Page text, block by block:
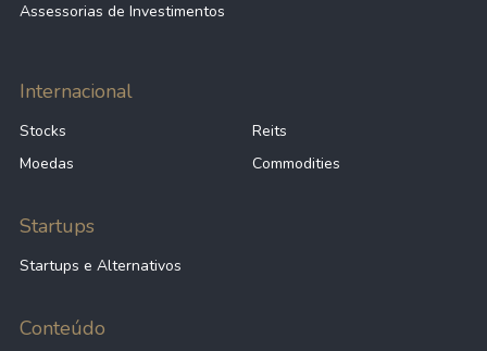
Assessorias de Investimentos
Internacional
Stocks
Reits
Moedas
Commodities
Startups
Startups e Alternativos
Conteúdo